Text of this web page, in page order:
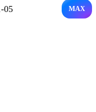
05 MAX